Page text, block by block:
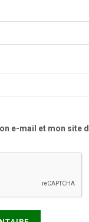
e-mail et mon site